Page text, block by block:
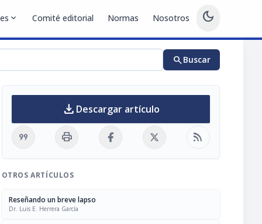
expand_more Comité editorial Normas Nosotros dark_mode
searchBuscar
download Descargar artículo
format_quote print rss_feed
OTROS ARTÍCULOS
Reseñando un breve lapso
Dr. Luis E. Herrera García